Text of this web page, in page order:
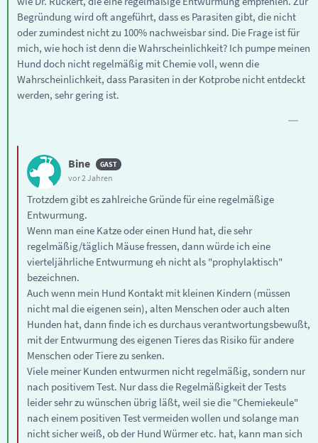
Begründung wird oft angeführt, dass es Parasiten gibt, die nicht
oder zumindest nicht zu 100% nachweisbar sind. Die Frage ist für
mich, wie hoch ist denn die Wahrscheinlichkeit? Ich pumpe meinen
Hund doch nicht regelmäßig mit Chemie voll, wenn die
Wahrscheinlichkeit, dass Parasiten in der Kotprobe nicht entdeckt
werden, sehr gering ist.
Bine
vor 2 Jahren
Trotzdem gibt es zahlreiche Gründe für eine regelmäßige
Entwurmung.
Wenn man eine Katze oder einen Hund hat, die sehr
regelmäßig/täglich Mäuse fressen, dann würde ich eine
vierteljährliche Entwurmung eh nicht als "prophylaktisch"
bezeichnen.
Auch wenn mein Hund Kontakt mit kleinen Kindern (müssen
nicht mal die eigenen sein), alten Menschen oder auch alten
Hunden hat, dann finde ich es durchaus verantwortungsbewußt,
mit der Entwurmung des eigenen Tieres das Risiko für andere
Menschen oder Tiere zu senken.
Viele meiner Kunden entwurmen nicht regelmäßig, sondern nur
nach positivem Test. Nur dass die Regelmäßigkeit der Tests
leider sehr zu wünschen übrig läßt, weil sie die "Chemiekeule"
nach einem positiven Test vermeiden wollen und solange man
nicht sicher weiß, ob der Hund Würmer etc. hat, kann man sich